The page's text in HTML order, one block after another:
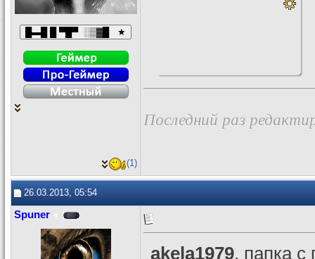
Последний раз
(1)
26.03.2013, 05:54
Spuner
akela1979, папка с